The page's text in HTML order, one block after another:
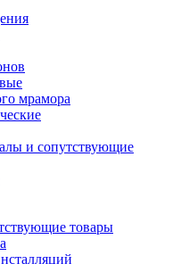
мрамора
и сопутствующие
товары